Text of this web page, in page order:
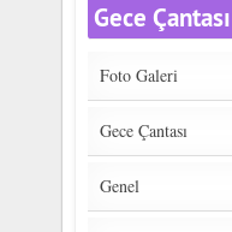
Gece Çantası
Foto Galeri
Gece Çantası
Genel